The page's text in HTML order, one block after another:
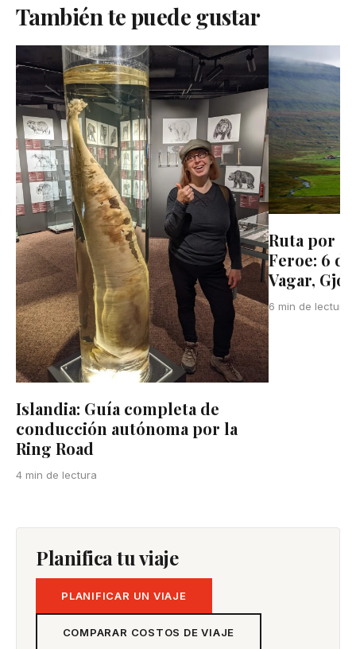
También te puede gustar
Islandia: Guía completa de
conducción autónoma por la
Ring Road
4 min de lectura
Ruta por
Feroe: 6
Vagar,
6 min de lectura
Planifica tu viaje
PLANIFICAR UN VIAJE
COMPARAR COSTOS DE VIAJE